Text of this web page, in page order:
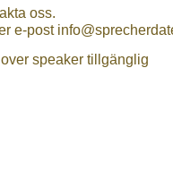
oss.
e-post
speaker tillgänglig